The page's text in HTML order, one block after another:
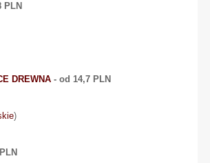
PLN
DREWNA - od 14,7 PLN
)